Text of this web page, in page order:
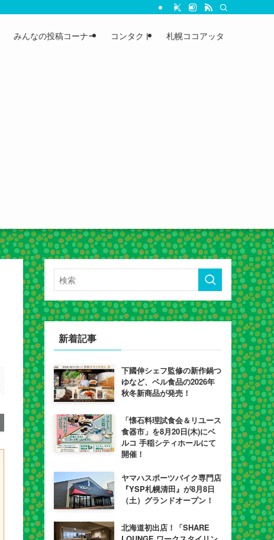
みんなの投稿コーナー コンタクト 札幌ココアッタ
新着記事
下國伸シェフ監修の新作鍋つ
ゆなど、ベル食品の2026年
秋冬新商品が発売！
「懐石料理試食会＆リユース
食器市」を8月20日(木)にベ
ルコ 手稲シティホールにて
開催！
ヤマハスポーツバイク専門店
『YSP札幌清田』が8月8日
（土）グランドオープン！
北海道初出店！「SHARE